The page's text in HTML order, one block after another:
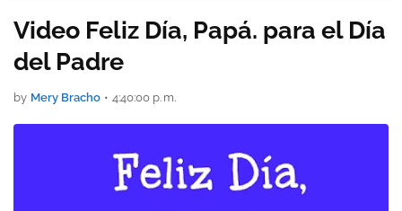
Video Feliz Día, Papá. para el Día
del Padre
by Mery Bracho • 4:40:00 p. m.